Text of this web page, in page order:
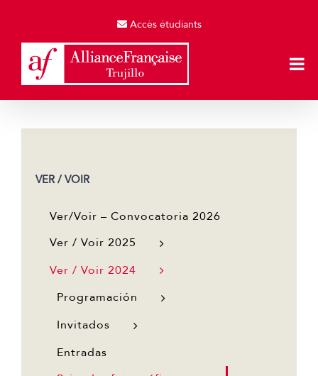
Accès étudiants
VER / VOIR
Ver/Voir – Convocatoria 2026
Ver / Voir 2025
Ver / Voir 2024
Programación
Invitados
Entradas